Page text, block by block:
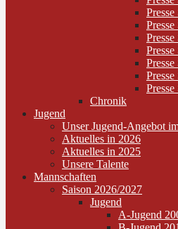
Chronik
Jugend
Unser Jugend-Angebot
Aktuelles in 2026
Aktuelles in 2025
Unsere Talente
Mannschaften
Saison 2026/2027
Jugend
A-Jugend